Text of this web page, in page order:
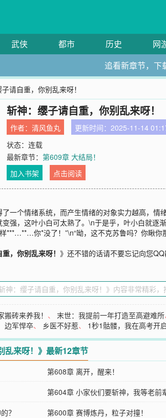
武侠 都市 历史 网
追看新章节，下
请自重，你别乱来呀！
斩神：缨子请自重，你别乱来呀！
作者：清风鱼丸 更新时间：2025-11-14
状态：连载
最新章节：第609章 大结局！
加入书架
点击阅读
一个情绪系统，而产生情绪的对象实力越高，
强，这叶小白可太熟了。\n于是乎，叶小白就
***…**…你*没了！”\n“呦，这不克苏鲁吗？你瞅
，你别乱来呀！》还不错的话请不要忘记向您
砖来养我！ 、末世：我提前一年打造至高避难所
边军悍卒、 乡医不好惹、 1秒1骷髅，我在高考开
乱来呀！》最新12章节
第608章 离开，醒来！
第604章 小家伙们要斩神，我等老前
为刀！
？
第600章 赛博炼丹，粒子对撞！